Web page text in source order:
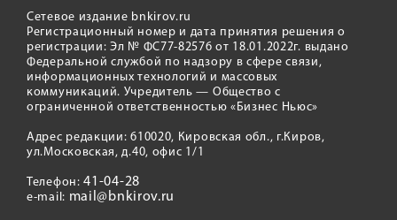
Сетевое издание bnkirov.ru
Регистрационный номер и дата принятия решения о
регистрации: Эл № ФС77-82576 от 18.01.2022г. выдано
Федеральной службой по надзору в сфере связи,
информационных технологий и массовых
коммуникаций. Учредитель — Общество с
ограниченной ответственностью «Бизнес Ньюс»
Адрес редакции: 610020, Кировская обл., г.Киров,
ул.Московская, д.40, офис 1/1
Телефон:41-04-28
e-mail: mail@bnkirov.ru